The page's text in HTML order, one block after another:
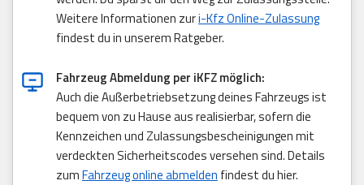
Weitere Informationen zuri-Kfz Online-Zulassung
findest du in unserem Ratgeber.
Fahrzeug Abmeldung per iKFZ möglich:
Auch die Außerbetriebsetzung deines Fahrzeugs ist
bequem von zu Hause aus realisierbar, sofern die
Kennzeichen und Zulassungsbescheinigungen mit
verdeckten Sicherheitscodes versehen sind. Details
zumFahrzeug online abmelden findest du hier.